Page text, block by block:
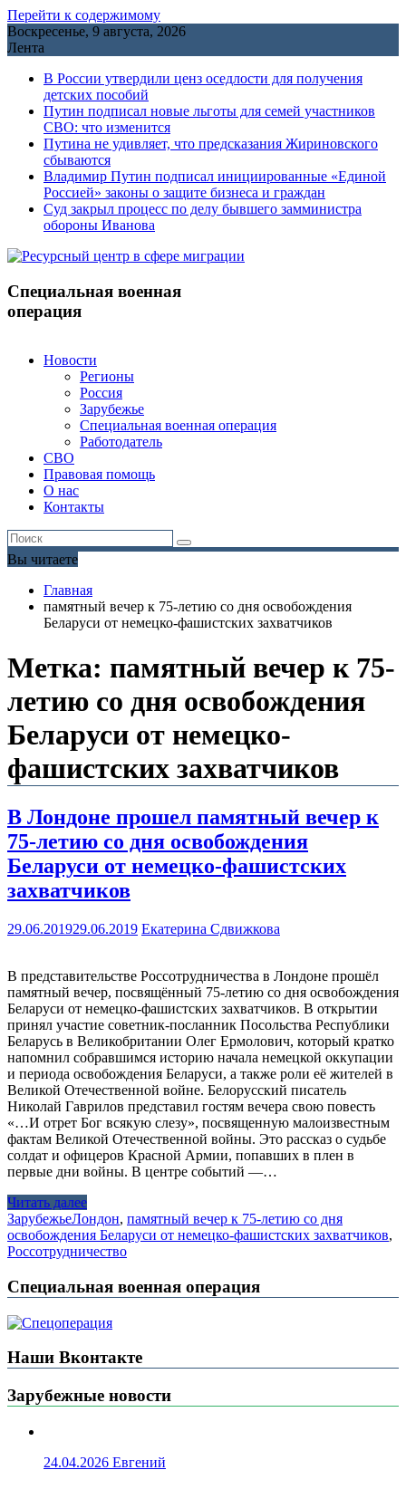
Перейти к содержимому
Воскресенье, 9 августа, 2026
Лента
В России утвердили ценз оседлости для получения
детских пособий
Путин подписал новые льготы для семей участников
СВО: что изменится
Путина не удивляет, что предсказания Жириновского
сбываются
Владимир Путин подписал инициированные «Единой
Россией» законы о защите бизнеса и граждан
Cуд закрыл процесс по делу бывшего замминистра
обороны Иванова
Специальная военная
операция
Новости
Регионы
Россия
Зарубежье
Специальная военная операция
Работодатель
СВО
Правовая помощь
О нас
Контакты
Вы читаете
Главная
памятный вечер к 75-летию со дня освобождения
Беларуси от немецко-фашистских захватчиков
Метка: памятный вечер к 75-
летию со дня освобождения
Беларуси от немецко-
фашистских захватчиков
В Лондоне прошел памятный вечер к
75-летию со дня освобождения
Беларуси от немецко-фашистских
захватчиков
29.06.201929.06.2019 Екатерина Сдвижкова
В представительстве Россотрудничества в Лондоне прошёл
памятный вечер, посвящённый 75-летию со дня освобождения
Беларуси от немецко-фашистских захватчиков. В открытии
принял участие советник-посланник Посольства Республики
Беларусь в Великобритании Олег Ермолович, который кратко
напомнил собравшимся историю начала немецкой оккупации
и периода освобождения Беларуси, а также роли её жителей в
Великой Отечественной войне. Белорусский писатель
Николай Гаврилов представил гостям вечера свою повесть
«…И отрет Бог всякую слезу», посвященную малоизвестным
фактам Великой Отечественной войны. Это рассказ о судьбе
солдат и офицеров Красной Армии, попавших в плен в
первые дни войны. В центре событий —…
Читать далее
ЗарубежьеЛондон, памятный вечер к 75-летию со дня
освобождения Беларуси от немецко-фашистских захватчиков,
Россотрудничество
Специальная военная операция
Наши Вконтакте
Зарубежные новости
24.04.2026 Евгений